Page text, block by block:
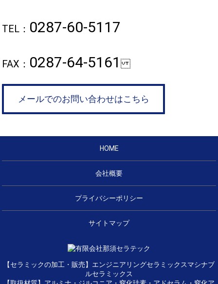
TEL： 0287-60-5117
FAX： 0287-64-5161
メールでのお問い合わせはこちら
HOME
会社概要
プライバシーポリシー
サイトマップ
【セラミックの加工・販売】エンジニアリングセラミックスマシナブ
ルセラミックス